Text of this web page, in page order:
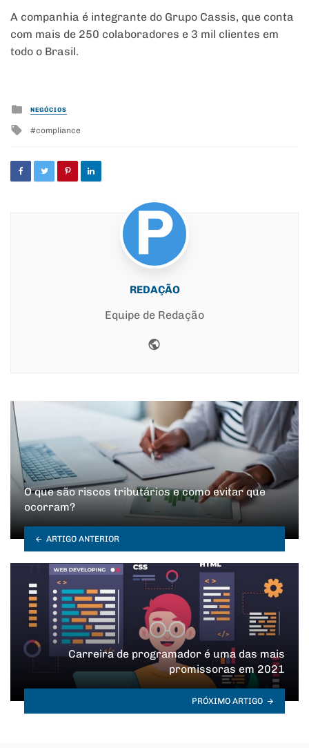
A companhia é integrante do Grupo Cassis, que conta
com mais de 250 colaboradores e 3 mil clientes em
todo o Brasil.
Posted
in
NEGÓCIOS
Tagged
compliance
REDAÇÃO
Equipe de Redação
O que são riscos tributários e como evitar que
ocorram?
ARTIGO ANTERIOR
Carreira de programador é uma das mais
promissoras em 2021
PRÓXIMO ARTIGO